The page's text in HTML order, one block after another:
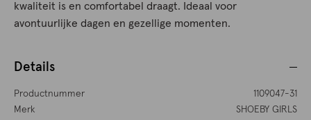
kwaliteit is en comfortabel draagt. Ideaal voor
avontuurlijke dagen en gezellige momenten.
Details
Productnummer
1109047-31
Merk
SHOEBY GIRLS